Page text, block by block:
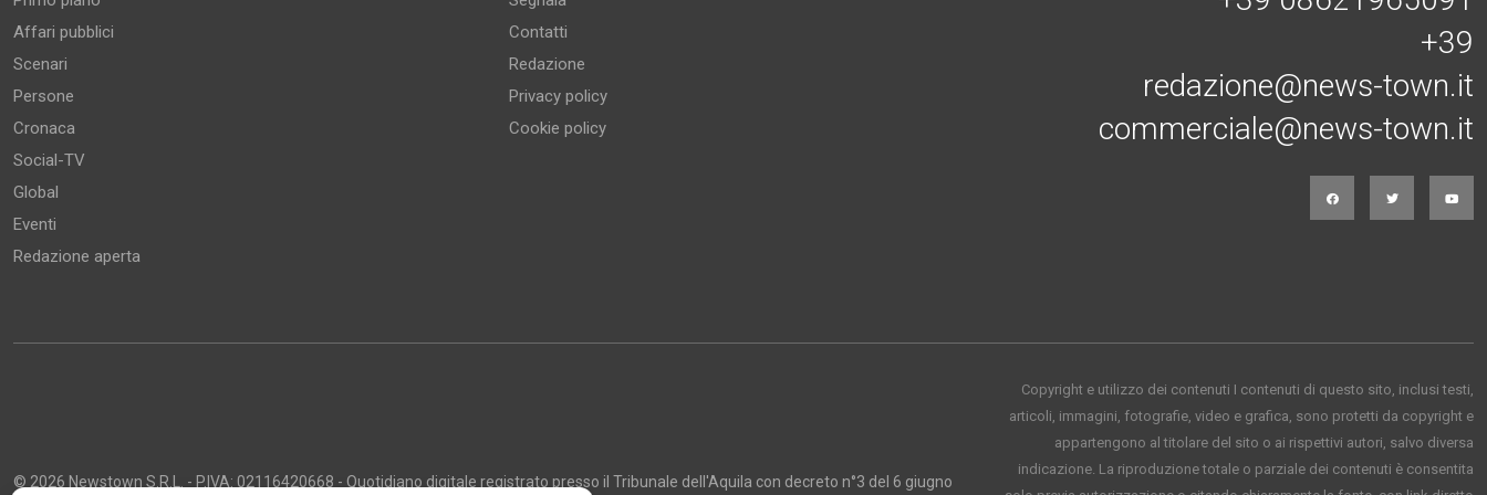
Affari pubblici
Scenari
Persone
Cronaca
Social-TV
Global
Eventi
Redazione aperta
Contatti
Redazione
Privacy policy
Cookie policy
+39
redazione@news-town.it
commerciale@news-town.it
© 2026 Newstown S.R.L. - P.IVA: 02116420668 - Quotidiano digitale registrato presso il Tribunale dell'Aquila con decreto n°3 del 6 giugno
Copyright e utilizzo dei contenuti I contenuti di questo sito, inclusi testi,
articoli, immagini, fotografie, video e grafica, sono protetti da copyright e
appartengono al titolare del sito o ai rispettivi autori, salvo diversa
indicazione. La riproduzione totale o parziale dei contenuti è consentita